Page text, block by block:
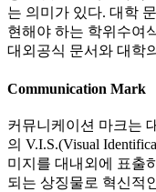
는 의미가 있다. 대학
현해야 하는 학위수여
대외공식 문서와 대학
Communication Mark
커뮤니케이션 마크는
의 V.I.S.(Visual
미지를 대내외에 표출
되는 상징물로 혁신적